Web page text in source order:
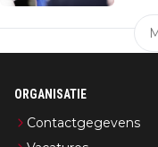
ORGANISATIE
Contactgegevens